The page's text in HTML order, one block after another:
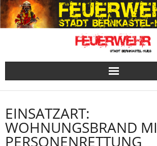
Skip
to
content
EINSATZART:
WOHNUNGSBRAND
PERSONENRETTUNG